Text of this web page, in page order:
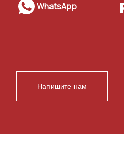
WhatsApp
Напишите нам